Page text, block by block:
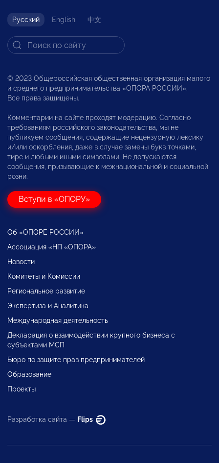
Русский English 中文
© 2023 Общероссийская общественная организация малого
и среднего предпринимательства «ОПОРА РОССИИ».
Все права защищены.
Комментарии на сайте проходят модерацию. Согласно
требованиям российского законодательства, мы не
публикуем сообщения, содержащие нецензурную лексику
и/или оскорбления, даже в случае замены букв точками,
тире и любыми иными символами. Не допускаются
сообщения, призывающие к межнациональной и социальной
розни.
Вступи в «ОПОРУ»
Об «ОПОРЕ РОССИИ»
Ассоциация «НП «ОПОРА»
Новости
Комитеты и Комиссии
Региональное развитие
Экспертиза и Аналитика
Международная деятельность
Декларация о взаимодействии крупного бизнеса с
субъектами МСП
Бюро по защите прав предпринимателей
Образование
Проекты
Разработка сайта — Flips